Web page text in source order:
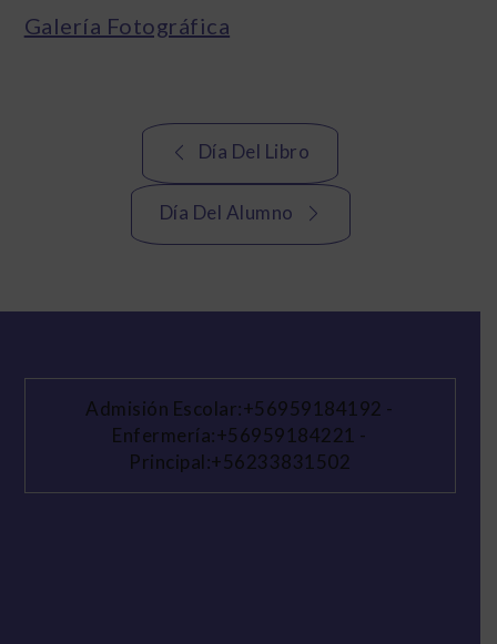
Galería Fotográfica
Navegación
entradas
Día Del Libro
Día Del Alumno
Admisión Escolar:+56959184192 -
Enfermería:+56959184221 -
Principal:+56233831502